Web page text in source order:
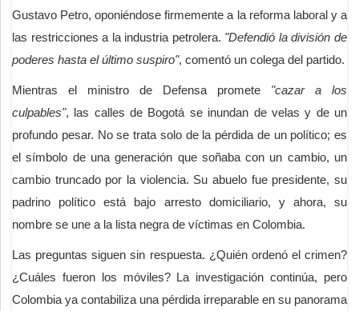
Gustavo Petro, oponiéndose firmemente a la reforma laboral y a
las restricciones a la industria petrolera. "Defendió la división de
poderes hasta el último suspiro", comentó un colega del partido.
Mientras el ministro de Defensa promete "cazar a los
culpables", las calles de Bogotá se inundan de velas y de un
profundo pesar. No se trata solo de la pérdida de un político; es
el símbolo de una generación que soñaba con un cambio, un
cambio truncado por la violencia. Su abuelo fue presidente, su
padrino político está bajo arresto domiciliario, y ahora, su
nombre se une a la lista negra de víctimas en Colombia.
Las preguntas siguen sin respuesta. ¿Quién ordenó el crimen?
¿Cuáles fueron los móviles? La investigación continúa, pero
Colombia ya contabiliza una pérdida irreparable en su panorama